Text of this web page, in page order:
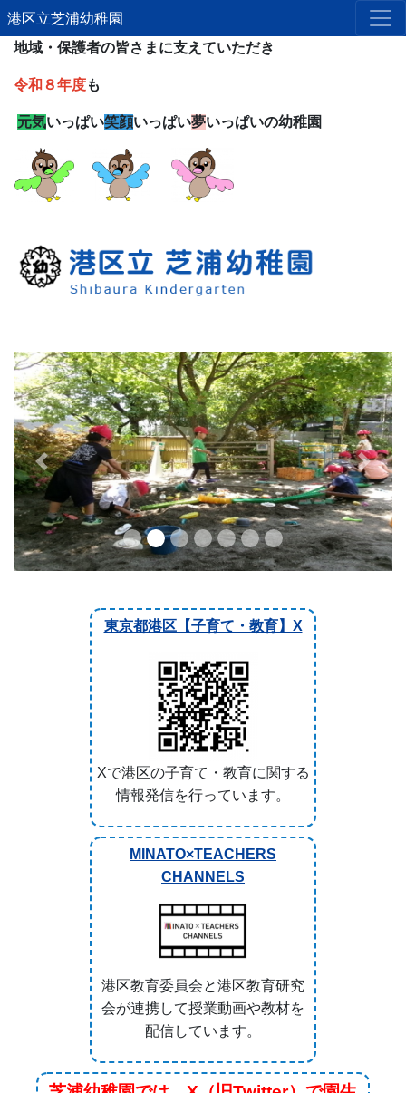
港区立芝浦幼稚園
地域・保護者の皆さまに支えていただき
令和８年度も
元気いっぱい笑顔いっぱい夢いっぱいの幼稚園
Previous Next
東京都港区【子育て・教育】X
Xで港区の子育て・教育に関する
MINATO×TEACHERS
CHANNELS
港区教育委員会と港区教育研究
会が連携して授業動画や教材を
芝浦幼稚園では、X（旧Twitter）で園生
活の様子や園の環境などを紹介していま
す。
↓↓↓
https://mobile.twitter.com/shibaurakg